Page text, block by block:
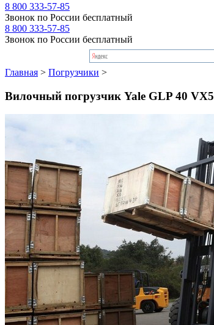
8 800 333-57-85
Звонок по России бесплатный
8 800 333-57-85
Звонок по России бесплатный
Главная > Погрузчики >
Вилочный погрузчик Yale GLP 40 VX5